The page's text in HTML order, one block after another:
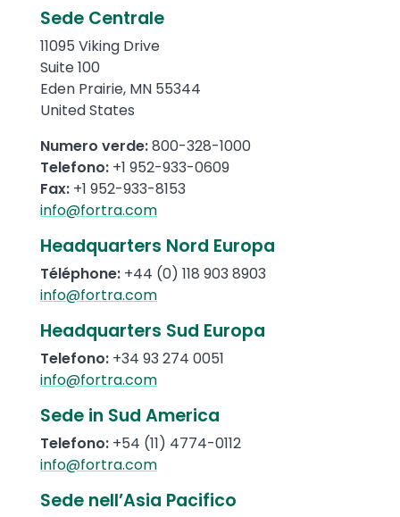
Text
Sede Centrale
11095 Viking Drive
Suite 100
Eden Prairie, MN 55344
United States
Numero verde:800-328-1000
Telefono: +1 952-933-0609
Fax: +1 952-933-8153
info@fortra.com
Headquarters Nord Europa
Téléphone: +44 (0) 118 903 8903
info@fortra.com
Headquarters Sud Europa
Telefono: +34 93 274 0051
info@fortra.com
Sede in Sud America
Telefono: +54 (11) 4774-0112
info@fortra.com
Sede nell’Asia Pacifico